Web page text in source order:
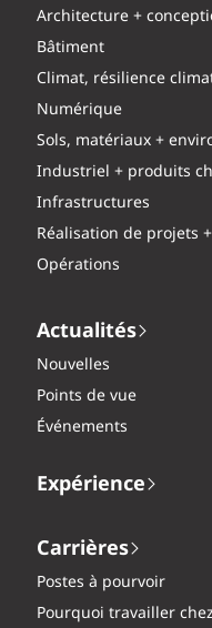
Architecture +
Bâtiment
Climat, résilience
Numérique
Sols, matériaux +
Industriel + produits
Infrastructures
Réalisation de projets
Opérations
Actualités
Nouvelles
Points de vue
Événements
Expérience
Carrières
Postes à pourvoir
Pourquoi travailler